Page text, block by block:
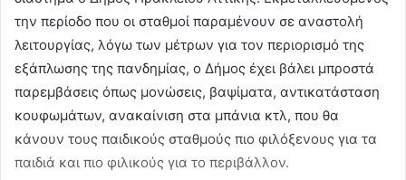
την περίοδο που οι σταθμοί παραμένουν σε αναστολή
λειτουργίας, λόγω των μέτρων για τον περιορισμό της
εξάπλωσης της πανδημίας, ο Δήμος έχει βάλει μπροστά
παρεμβάσεις όπως μονώσεις, βαψίματα, αντικατάσταση
κουφωμάτων, ανακαίνιση στα μπάνια κτλ, που θα
κάνουν τους παιδικούς σταθμούς πιο φιλόξενους για τα
παιδιά και πιο φιλικούς για το περιβάλλον.